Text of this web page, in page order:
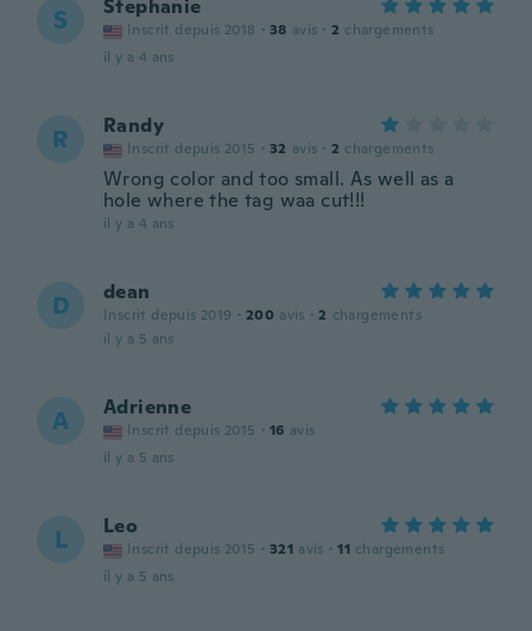
S Stephanie
Inscrit depuis 2018 · 38 avis · 2 chargements
il y a 4 ans
R Randy
Inscrit depuis 2015 · 32 avis · 2 chargements
Wrong color and too small. As well as a
hole where the tag waa cut!!!
il y a 4 ans
D dean
Inscrit depuis 2019 · 200 avis · 2 chargements
il y a 5 ans
A Adrienne
Inscrit depuis 2015 · 16 avis
il y a 5 ans
L Leo
Inscrit depuis 2015 · 321 avis · 11 chargements
il y a 5 ans